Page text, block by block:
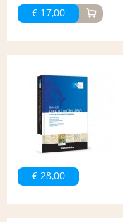
€ 17,00
€ 28,00